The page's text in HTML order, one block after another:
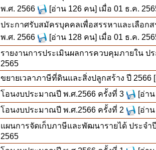
พ.ศ. 2566
[อ่าน 126 คน] เมื่อ 01 ธ.ค.
ประกาศรับสมัครบุคคลเพื่อสรรหาและเลือก
พ.ศ. 2566
[อ่าน 128 คน] เมื่อ 01 ธ.ค.
รายงานการประเมินผลการควบคุมภายใน ป
2565
ขยายเวลาภาษีที่ดินและสิ่งปลูกสร้าง ปี 2566
โอนงบประมาณปี พ.ศ.2566 ครั้งที่ 3
[อ่า
โอนงบประมาณปี พ.ศ.2566 ครั้งที่ 2
[อ่า
แผนการจัดเก็บภาษีและพัฒนารายได้ ประจำ
2565